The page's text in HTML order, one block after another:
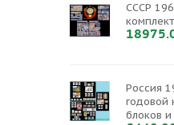
СССР
Россия
годовой
блоков